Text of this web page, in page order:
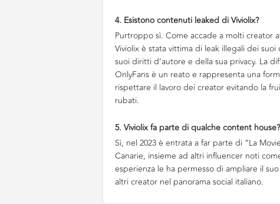
4. Esistono contenuti leaked di Viviolix?
Purtroppo sì. Come accade a molti creator
Viviolix è stata vittima di leak illegali dei
suoi diritti d’autore e della sua privacy. La
OnlyFans è un reato e rappresenta una
rispettare il lavoro dei creator evitando la
rubati.
5. Viviolix fa parte di qualche content house?
Sì, nel 2023 è entrata a far parte di “La
Canarie, insieme ad altri influencer noti
esperienza le ha permesso di ampliare il
altri creator nel panorama social italiano.